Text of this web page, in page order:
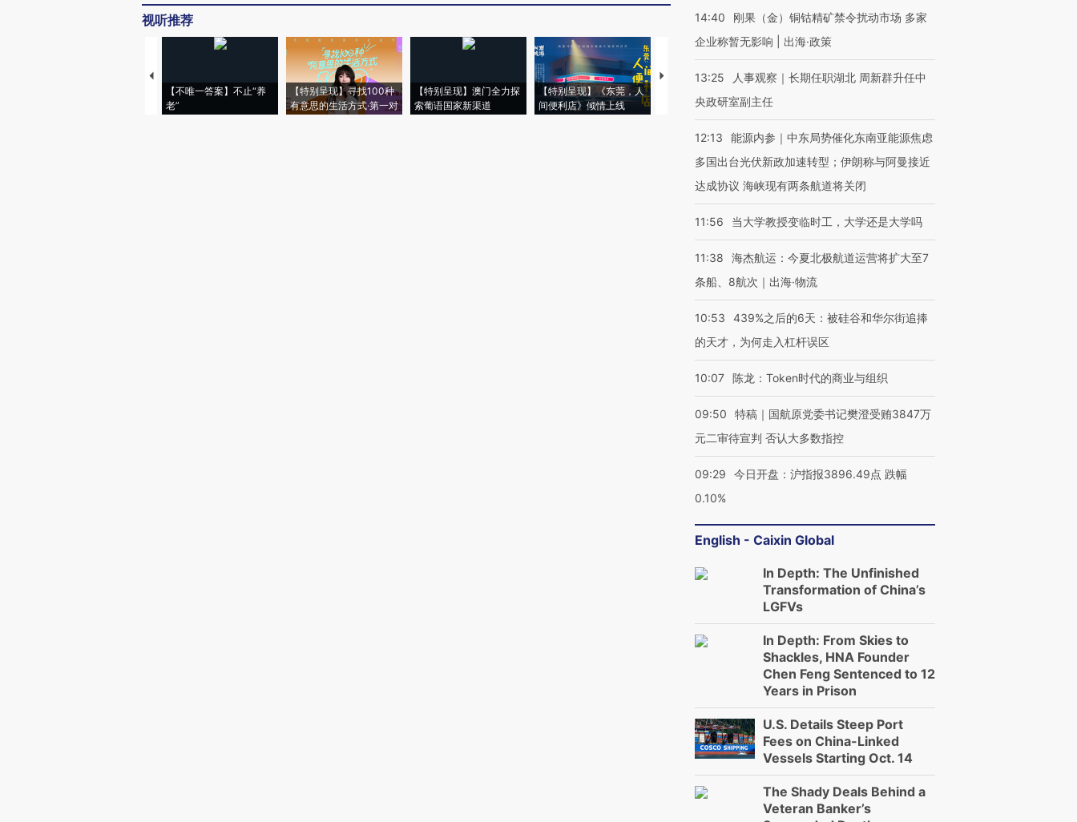
视听推荐
【不唯一答案】不止“养
老”
【特别呈现】寻找100种
有意思的生活方式·第一对
【特别呈现】澳门全力探
索葡语国家新渠道
【特别呈现】《东莞，人
间便利店》倾情上线
【推广】走进第四届链博
【商旅对话】华住集团
14:40
刚果（金）铜钴精矿禁令扰动市场 多家
企业称暂无影响 | 出海·政策
13:25
人事观察｜长期任职湖北 周新群升任中
央政研室副主任
12:13
能源内参｜中东局势催化东南亚能源焦虑
多国出台光伏新政加速转型；伊朗称与阿曼接近
达成协议 海峡现有两条航道将关闭
11:56 当大学教授变临时工，大学还是大学吗
11:38
海杰航运：今夏北极航道运营将扩大至7
条船、8航次｜出海·物流
10:53
439%之后的6天：被硅谷和华尔街追捧
的天才，为何走入杠杆误区
10:07 陈龙：Token时代的商业与组织
09:50
特稿｜国航原党委书记樊澄受贿3847万
元二审待宣判 否认大多数指控
09:29
今日开盘：沪指报3896.49点 跌幅
0.10%
English - Caixin Global
In Depth: The Unfinished
Transformation of China’s
LGFVs
In Depth: From Skies to
Shackles, HNA Founder
Chen Feng Sentenced to 12
Years in Prison
U.S. Details Steep Port
Fees on China-Linked
Vessels Starting Oct. 14
The Shady Deals Behind a
Veteran Banker’s